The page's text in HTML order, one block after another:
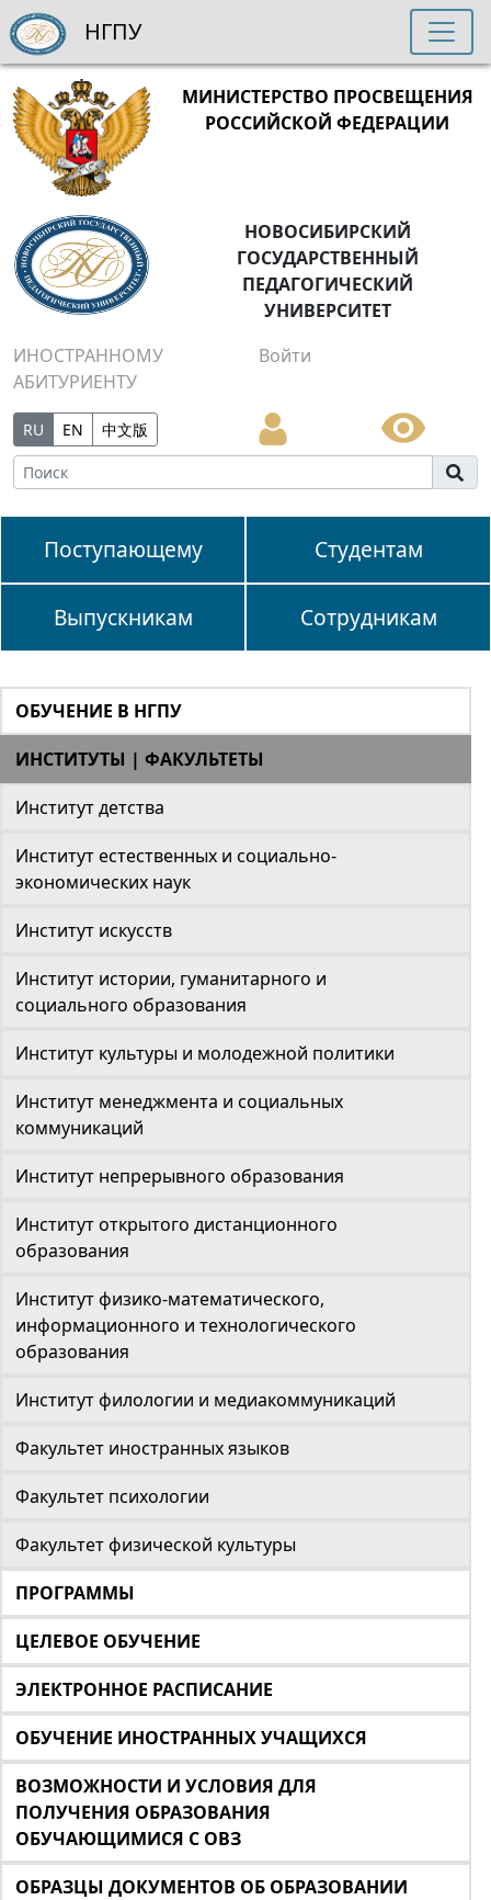
МИНИСТЕРСТВО ПРОСВЕЩЕНИЯ
РОССИЙСКОЙ ФЕДЕРАЦИИ
НОВОСИБИРСКИЙ
ГОСУДАРСТВЕННЫЙ
ПЕДАГОГИЧЕСКИЙ
УНИВЕРСИТЕТ
ИНОСТРАННОМУ
АБИТУРИЕНТУ
Войти
RU EN 中文版
Поступающему Студентам
Выпускникам Сотрудникам
НГПУ
ОБУЧЕНИЕ В НГПУ
ИНСТИТУТЫ | ФАКУЛЬТЕТЫ
Институт детства
Институт естественных и социально-
экономических наук
Институт искусств
Институт истории, гуманитарного и
социального образования
Институт культуры и молодежной политики
Институт менеджмента и социальных
коммуникаций
Институт непрерывного образования
Институт открытого дистанционного
образования
Институт физико-математического,
информационного и технологического
образования
Институт филологии и медиакоммуникаций
Факультет иностранных языков
Факультет психологии
Факультет физической культуры
ПРОГРАММЫ
ЦЕЛЕВОЕ ОБУЧЕНИЕ
ЭЛЕКТРОННОЕ РАСПИСАНИЕ
ОБУЧЕНИЕ ИНОСТРАННЫХ УЧАЩИХСЯ
ВОЗМОЖНОСТИ И УСЛОВИЯ ДЛЯ
ПОЛУЧЕНИЯ ОБРАЗОВАНИЯ
ОБУЧАЮЩИМИСЯ С ОВЗ
ОБРАЗЦЫ ДОКУМЕНТОВ ОБ ОБРАЗОВАНИИ